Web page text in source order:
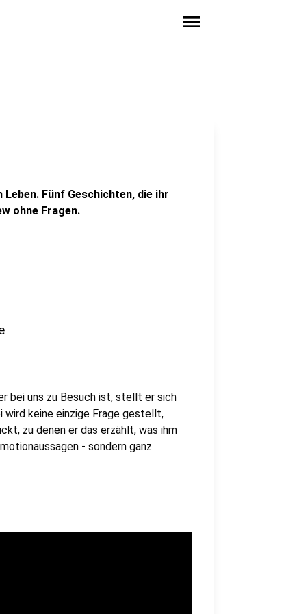
menu
Fünf Geschichten, die ihr
ohne Fragen.
bei uns zu Besuch ist, stellt er sich
wird keine einzige Frage gestellt,
zu denen er das erzählt, was ihm
- sondern ganz